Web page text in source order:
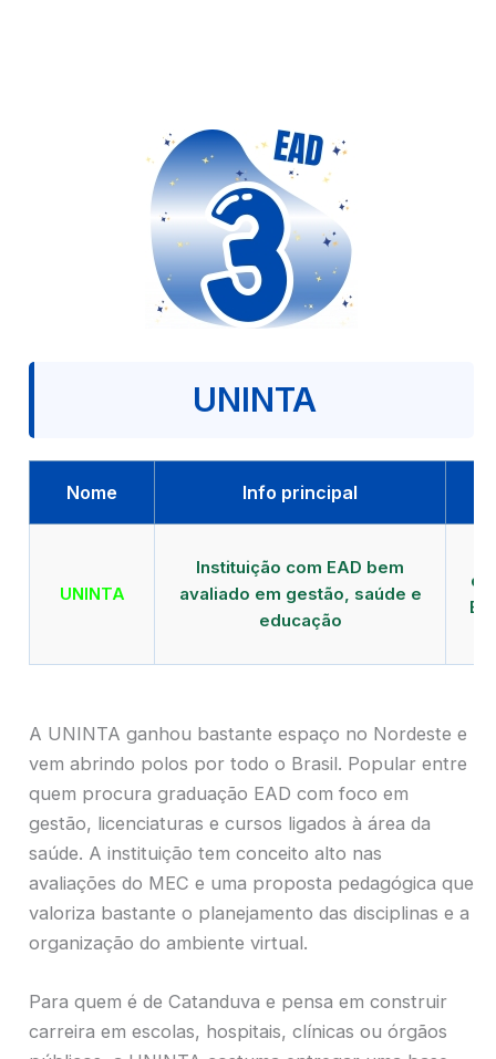
UNINTA
Nome Info principal
UNINTA
Instituição com EAD bem
avaliado em gestão, saúde e
educação
A UNINTA ganhou bastante espaço no Nordeste e
vem abrindo polos por todo o Brasil. Popular entre
quem procura graduação EAD com foco em
gestão, licenciaturas e cursos ligados à área da
saúde. A instituição tem conceito alto nas
avaliações do MEC e uma proposta pedagógica que
valoriza bastante o planejamento das disciplinas e a
organização do ambiente virtual.
Para quem é de Catanduva e pensa em construir
carreira em escolas, hospitais, clínicas ou órgãos